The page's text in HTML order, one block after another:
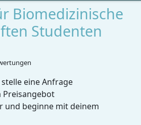
Biomedizinische
Studenten
eine Anfrage
Preisangebot
und beginne mit deinem